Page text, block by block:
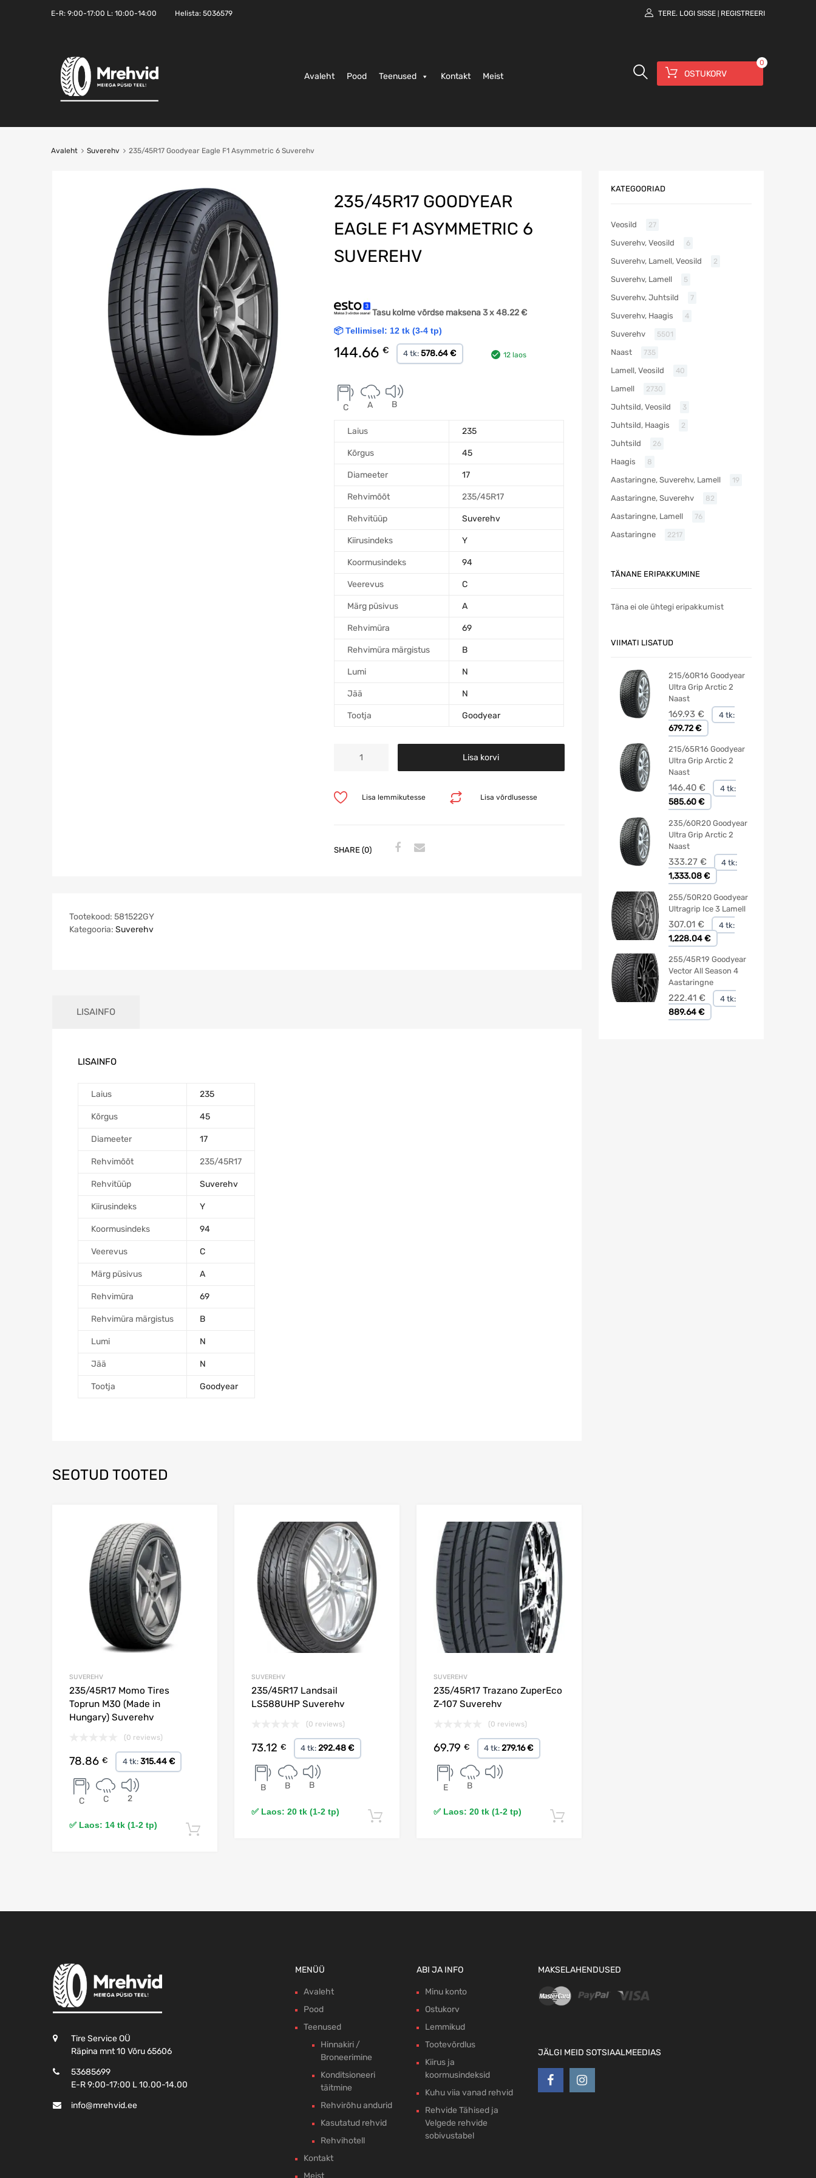
E-R: 9:00-17:00 L: 10:00-14:00 Helista: 5036579 TERE. LOGI SISSE REGISTREERI
OSTUKORV
0
Avaleht Pood Teenused Kontakt Meist
Avaleht Suverehv 235/45R17 Goodyear Eagle F1 Asymmetric 6 Suverehv
235/45R17 GOODYEAR
EAGLE F1 ASYMMETRIC 6
SUVEREHV
Tasu kolme võrdse maksena 3 x48.22€
📦 Tellimisel: 12 tk (3-4 tp)
144.66 € 4 tk:578.64 € 12 laos
C A B
Laius 235
Kõrgus 45
Diameeter 17
Rehvimõõt 235/45R17
Rehvitüüp Suverehv
Kiirusindeks Y
Koormusindeks 94
Veerevus C
Märg püsivus A
Rehvimüra 69
Rehvimüra märgistus B
Lumi N
Jää N
Tootja Goodyear
Lisa korvi
Lisa võrdlusesse
Lisa lemmikutesse
SHARE (0)
Tootekood: 581522GY
Kategooria: Suverehv
LISAINFO
LISAINFO
Laius 235
Kõrgus 45
Diameeter 17
Rehvimõõt 235/45R17
Rehvitüüp Suverehv
Kiirusindeks Y
Koormusindeks 94
Veerevus C
Märg püsivus A
Rehvimüra 69
Rehvimüra märgistus B
Lumi N
Jää N
Tootja Goodyear
SEOTUD TOOTED
SUVEREHV
235/45R17 Momo Tires
Toprun M30 (Made in
Hungary) Suverehv
(0 reviews)
78.86 € 4 tk: 315.44 €
C C 2
✅ Laos: 14 tk (1-2 tp)
SUVEREHV
235/45R17 Landsail
LS588UHP Suverehv
(0 reviews)
73.12 € 4 tk:292.48 €
B B B
✅ Laos: 20 tk (1-2 tp) Lisa korvi
SUVEREHV
235/45R17 Trazano ZuperEco
Z-107 Suverehv
(0 reviews)
69.79 € 4 tk:279.16 €
E B
✅ Laos: 20 tk (1-2 tp)
KATEGOORIAD
Veosild 27
Suverehv, Veosild 6
Suverehv, Lamell, Veosild 2
Suverehv, Lamell 5
Suverehv, Juhtsild 7
Suverehv, Haagis 4
Suverehv 5501
Naast 735
Lamell, Veosild 40
Lamell 2730
Juhtsild, Veosild 3
Juhtsild, Haagis 2
Juhtsild 26
Haagis 8
Aastaringne, Suverehv, Lamell 19
Aastaringne, Suverehv 82
Aastaringne, Lamell 76
Aastaringne 2217
TÄNANE ERIPAKKUMINE
Täna ei ole ühtegi eripakkumist
VIIMATI LISATUD
215/60R16 Goodyear
Ultra Grip Arctic 2
Naast
169.93 € 4 tk:
679.72 €
215/65R16 Goodyear
Ultra Grip Arctic 2
Naast
146.40 € 4 tk:
585.60 €
235/60R20 Goodyear
Ultra Grip Arctic 2
Naast
333.27 € 4 tk:
1,333.08 €
255/50R20 Goodyear
Ultragrip Ice 3 Lamell
307.01 € 4 tk:
1,228.04 €
255/45R19 Goodyear
Vector All Season 4
Aastaringne
222.41 € 4 tk:
889.64 €
Tire Service OÜ
Räpina mnt 10 Võru 65606
53685699
E-R 9:00-17:00 L 10.00-14.00
info@mrehvid.ee
MENÜÜ
Avaleht
Pood
Teenused
Hinnakiri /
Broneerimine
Konditsioneeri
täitmine
Rehvirõhu andurid
Kasutatud rehvid
Rehvihotell
Kontakt
Meist
ABI JA INFO
Minu konto
Ostukorv
Lemmikud
Tootevõrdlus
Kiirus ja
koormusindeksid
Kuhu viia vanad rehvid
Rehvide Tähised ja
Velgede rehvide
sobivustabel
MAKSELAHENDUSED
JÄLGI MEID SOTSIAALMEEDIAS